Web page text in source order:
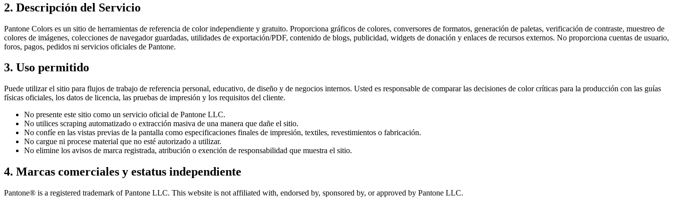
2. Descripción del Servicio
Pantone Colors es un sitio de herramientas de referencia de color independiente y gratuito. Proporciona gráficos de colores, conversores de formatos, generación de paletas, verificación de contraste, muestreo de
colores de imágenes, colecciones de navegador guardadas, utilidades de exportación/PDF, contenido de blogs, publicidad, widgets de donación y enlaces de recursos externos. No proporciona cuentas de usuario,
foros, pagos, pedidos ni servicios oficiales de Pantone.
3. Uso permitido
Puede utilizar el sitio para flujos de trabajo de referencia personal, educativo, de diseño y de negocios internos. Usted es responsable de comparar las decisiones de color críticas para la producción con las guías
físicas oficiales, los datos de licencia, las pruebas de impresión y los requisitos del cliente.
No presente este sitio como un servicio oficial de Pantone LLC.
No utilices scraping automatizado o extracción masiva de una manera que dañe el sitio.
No confíe en las vistas previas de la pantalla como especificaciones finales de impresión, textiles, revestimientos o fabricación.
No cargue ni procese material que no esté autorizado a utilizar.
No elimine los avisos de marca registrada, atribución o exención de responsabilidad que muestra el sitio.
4. Marcas comerciales y estatus independiente
Pantone® is a registered trademark of Pantone LLC. This website is not affiliated with, endorsed by, sponsored by, or approved by Pantone LLC.